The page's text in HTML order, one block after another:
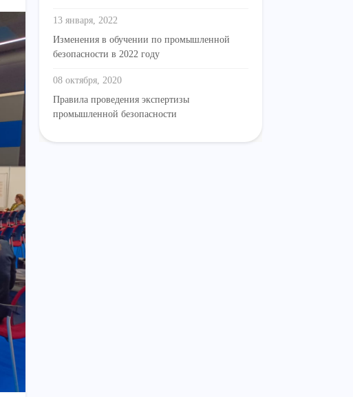
13 января, 2022
Изменения в обучении по промышленной
безопасности в 2022 году
08 октября, 2020
Правила проведения экспертизы
промышленной безопасности